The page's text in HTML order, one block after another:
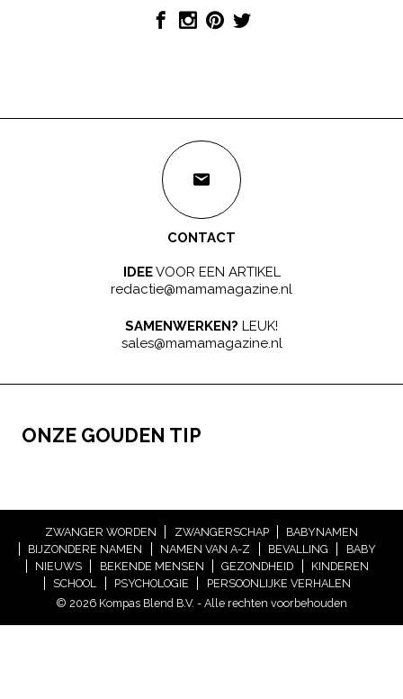
CONTACT
IDEEVOOR EEN ARTIKEL
redactie@mamamagazine.nl
SAMENWERKEN? LEUK!
sales@mamamagazine.nl
ONZE GOUDEN TIP
ZWANGER WORDEN ZWANGERSCHAP
BABYNAMEN
BIJZONDERE NAMEN
NAMEN VAN A-Z BEVALLING
BABY
NIEUWS
BEKENDE MENSEN GEZONDHEID
KINDEREN
SCHOOL
PSYCHOLOGIE
PERSOONLIJKE VERHALEN
© 2026 Kompas Blend B.V. - Alle rechten voorbehouden